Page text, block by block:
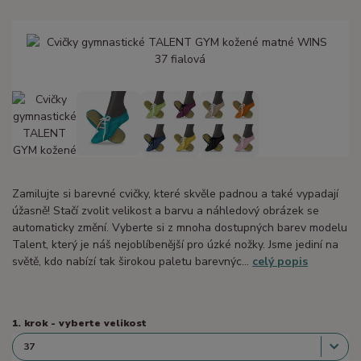
Zamilujte si barevné cvičky, které skvěle padnou a také vypadají
úžasně! Stačí zvolit velikost a barvu a náhledový obrázek se
automaticky změní. Vyberte si z mnoha dostupných barev modelu
Talent, který je náš nejoblíbenější pro úzké nožky. Jsme jediní na
světě, kdo nabízí tak širokou paletu barevnýc... celý popis
1. krok - vyberte velikost